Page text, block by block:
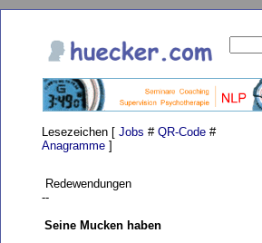
Lesezeichen [ Jobs # QR-Code #
Anagramme ]
Redewendungen
--
Seine Mucken haben